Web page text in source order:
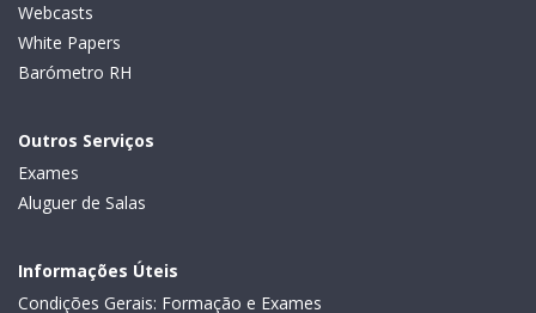
Webcasts
White Papers
Barómetro RH
Outros Serviços
Exames
Aluguer de Salas
Informações Úteis
Condições Gerais: Formação e Exames